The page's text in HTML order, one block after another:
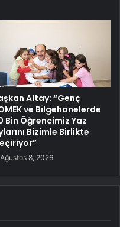
Altay: “Genç
ve Bilgehanelerde
Bin Öğrencimiz Yaz
Bizimle Birlikte
Ağustos 8, 2026